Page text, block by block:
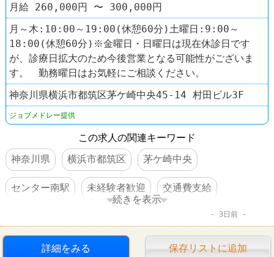
月給 260,000円 〜 300,000円
月～木:10:00～19:00(休憩60分)土曜日:9:00～
18:00(休憩60分)※金曜日・日曜日は現在休診日です
が、診療日拡大のため今後営業となる可能性がございま
す。 勤務曜日はお気軽にご相談ください。
神奈川県横浜市都筑区茅ケ崎中央45-14 村田ビル3F
ジョブメドレー提供
この求人の関連キーワード
神奈川県
横浜市都筑区 茅ケ崎中央
センター南駅 未経験者歓迎 交通費支給
続きを表示
3日前
詳細をみる 保存リストに追加